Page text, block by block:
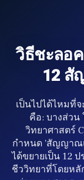
วิธีชะลอ
12
เป็นไปได้ไหมที่
คือ: บางส่วน
วิทยาศาสตร์
กำหนด 'สัญญาณแ
ได้ขยายเป็น 12
ชีววิทยาที่โดยห